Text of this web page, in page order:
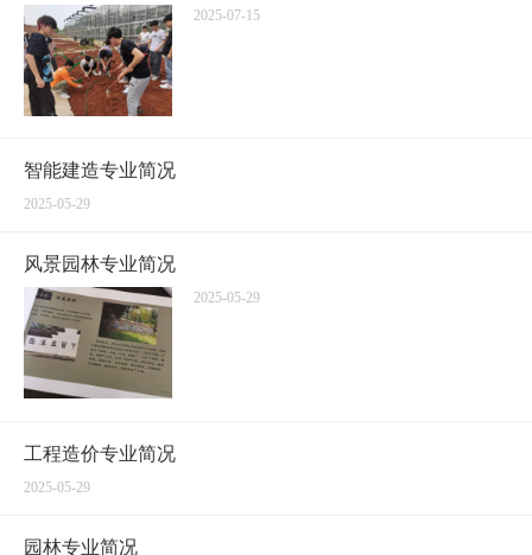
2025-07-15
智能建造专业简况
2025-05-29
风景园林专业简况
2025-05-29
工程造价专业简况
2025-05-29
园林专业简况